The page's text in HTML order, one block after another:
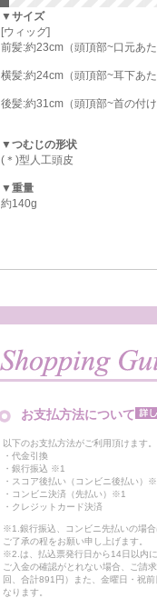
▼サイズ
[ウィッグ]
前髪:約23cm（頭頂部~口元あた
横髪:約24cm（頭頂部~耳下あた
後髪:約31cm（頭頂部~首の付け
▼つむじの形状
(＊)型人工頭皮
▼重量
約140g
お支払方法について
以下のお支払方法がご利用頂けます。
・代金引換
・銀行振込 ※1
・スコア後払い（コンビニ後払い）
・コンビニ決済（先払い）※1
・クレジットカード決済
※1.銀行振込、コンビニ先払いの場合
ご了承の程をお願い申し上げます。
※2.は、払込票発行日から14日以内
ご入金の確認がとれない場合、ご請
回、合計891円）また、金曜日・祝
なります。